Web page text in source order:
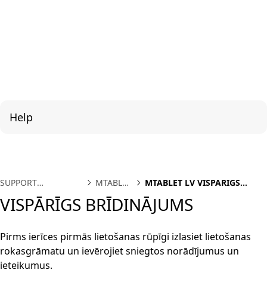
Help
SUPPORT
INTERNATIONAL
MTABLET
MTABLET LV VISPARIGS
BRIDINAJUMS
VISPĀRĪGS BRĪDINĀJUMS
Pirms ierīces pirmās lietošanas rūpīgi izlasiet lietošanas
rokasgrāmatu un ievērojiet sniegtos norādījumus un
ieteikumus.